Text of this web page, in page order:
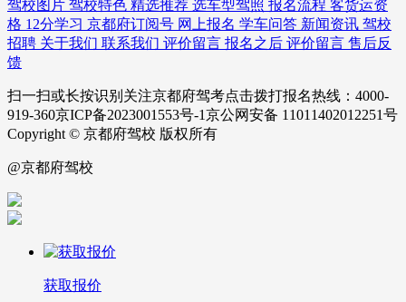
驾校图片 驾校特色 精选推荐 选车型驾照 报名流程 客货运资
格 12分学习 京都府订阅号 网上报名 学车问答 新闻资讯 驾校
招聘 关于我们 联系我们 评价留言 报名之后 评价留言 售后反
馈
扫一扫或长按识别关注京都府驾考点击拨打报名热线：4000-
919-360京ICP备2023001553号-1京公网安备 11011402012251号
Copyright © 京都府驾校 版权所有
@京都府驾校
获取报价